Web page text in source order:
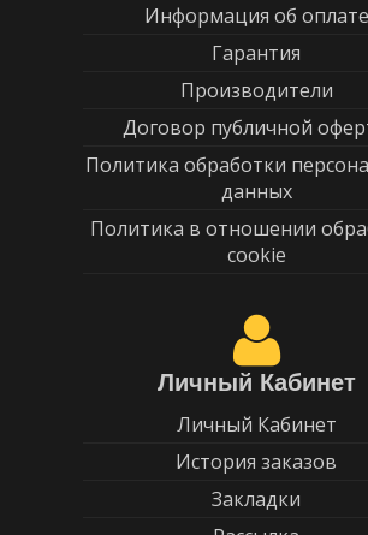
Информация об оплате
Гарантия
Производители
Договор публичной
Политика обработки
данных
Политика в отношении
cookie
Личный Кабинет
Личный Кабинет
История заказов
Закладки